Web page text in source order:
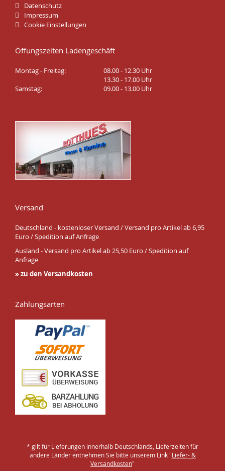
Datenschutz
Impressum
Cookie Einstellungen
Öffungszeiten Ladengeschäft
Montag - Freitag:
08.00 - 12.30 Uhr
13.30 - 17.00 Uhr
Samstag:
09.00 - 13.00 Uhr
Versand
Deutschland - kostenloser Versand / Versand pro Artikel ab 6,95
Euro / Spedition auf Anfrage
Ausland - Versand pro Artikel ab 25,50 Euro / Spedition auf
Anfrage
» zu den Versandkosten
Zahlungsarten
* gilt für Lieferungen innerhalb Deutschlands, Lieferzeiten für
andere Länder entnehmen Sie bitte unserem Link "Liefer- &
Versandkosten"